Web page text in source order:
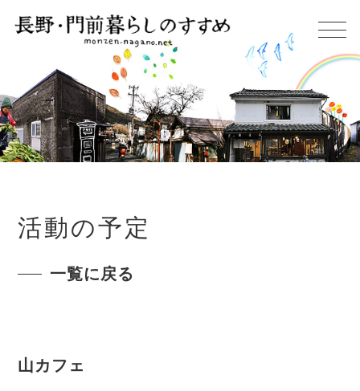
活動の予定
一覧に戻る
山カフェ